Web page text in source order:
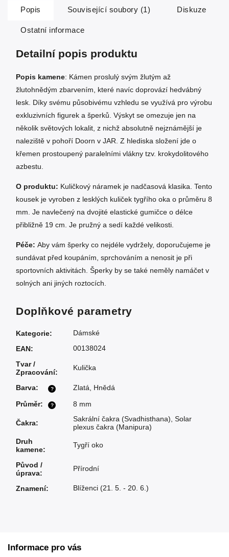
Popis Související soubory (1) Diskuze
Ostatní informace
Detailní popis produktu
Popis kamene: Kámen proslulý svým žlutým až
žlutohnědým zbarvením, které navíc doprovází hedvábný
lesk. Díky svému působivému vzhledu se využívá pro výrobu
exkluzivních figurek a šperků. Výskyt se omezuje jen na
několik světových lokalit, z nichž absolutně nejznámější je
naleziště v pohoří Doorn v JAR. Z hlediska složení jde o
křemen prostoupený paralelními vlákny tzv. krokydolitového
azbestu.
O produktu: Kuličkový náramek je nadčasová klasika. Tento
kousek je vyroben z lesklých kuliček tygřího oka o průměru 8
mm. Je navlečený na dvojité elastické gumičce o délce
přibližně 19 cm. Je pružný a sedí každé velikosti.
Péče: Aby vám šperky co nejdéle vydržely, doporučujeme je
sundávat před koupáním, sprchováním a nenosit je při
sportovních aktivitách. Šperky by se také neměly namáčet v
solných ani jiných roztocích.
Doplňkové parametry
Kategorie:
Dámské
EAN:
00138024
Tvar /
Zpracování:
Kulička
?
Barva: Zlatá Hnědá
?
Průměr: 8 mm
Čakra: Sakrální čakra (Svadhisthana) Solar
plexus čakra (Manipura)
Druh
kamene:
Tygří oko
Původ /
úprava:
Přírodní
Znamení: Blíženci (21. 5. - 20. 6.)
Informace pro vás